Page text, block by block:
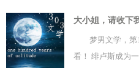
到一丝丝熟悉。即
空：芙什塔你不
你的笔了。……八
不攻略了，她避
经理？ ——不
球少年来场英
大小姐，请收下
梦男文学，
看！ 绯卢斯成为